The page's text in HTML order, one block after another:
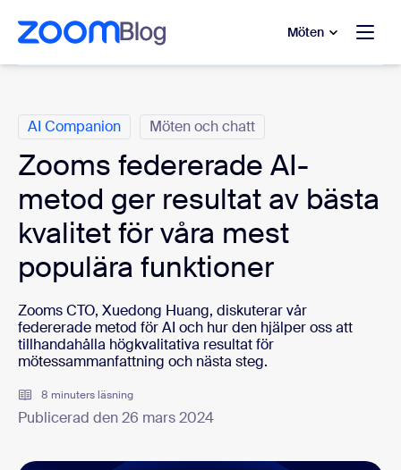
huvudinnehåll
till hjälpchatt
Möten
AI Companion Möten och chatt
Zooms federerade AI-
metod ger resultat av bästa
kvalitet för våra mest
populära funktioner
Zooms CTO, Xuedong Huang, diskuterar vår
federerade metod för AI och hur den hjälper oss att
tillhandahålla högkvalitativa resultat för
mötessammanfattning och nästa steg.
8 minuters läsning
Publicerad den 26 mars 2024